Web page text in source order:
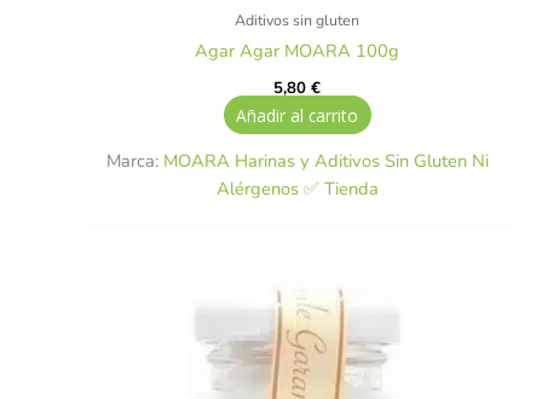
Aditivos sin gluten
Agar Agar MOARA 100g
5,80€
Añadir al carrito
Marca: MOARA Harinas y Aditivos Sin Gluten Ni
Alérgenos ✅ Tienda